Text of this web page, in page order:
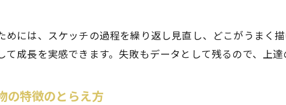
めには、スケッチの過程を繰り返し見直し、どこがうまく
成長を実感できます。失敗もデータとして残るので、上達
の特徴のとらえ方